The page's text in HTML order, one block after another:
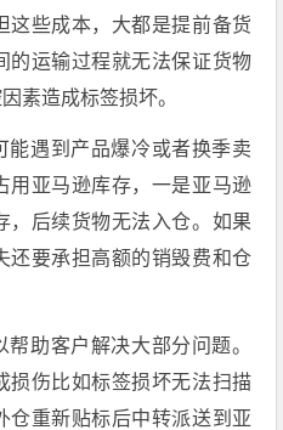
这些成本，大都是提前备货
的运输过程就无法保证货物
素造成标签损坏。
能遇到产品爆冷或者换季卖
用亚马逊库存，一是亚马逊
，后续货物无法入仓。如果
还要承担高额的销毁费和仓
助客户解决大部分问题。
损伤比如标签损坏无法扫描
仓重新贴标后中转派送到亚